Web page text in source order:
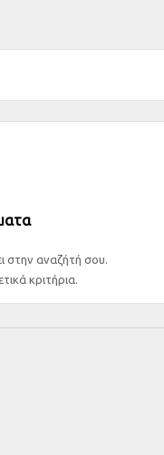
στην αναζήτή σου.
κριτήρια.